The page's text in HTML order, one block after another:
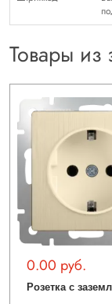
Товары из
0.00 руб.